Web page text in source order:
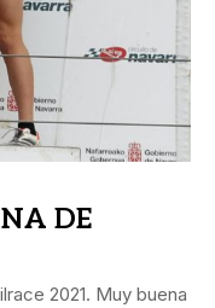
DE
2021. Muy buena